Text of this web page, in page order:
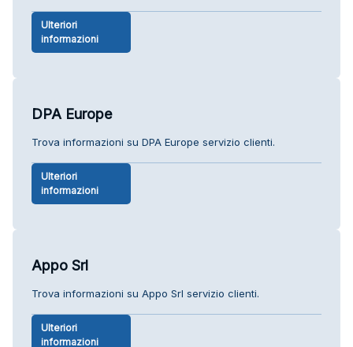
Ulteriori
informazioni
DPA Europe
Trova informazioni su DPA Europe servizio clienti.
Ulteriori
informazioni
Appo Srl
Trova informazioni su Appo Srl servizio clienti.
Ulteriori
informazioni